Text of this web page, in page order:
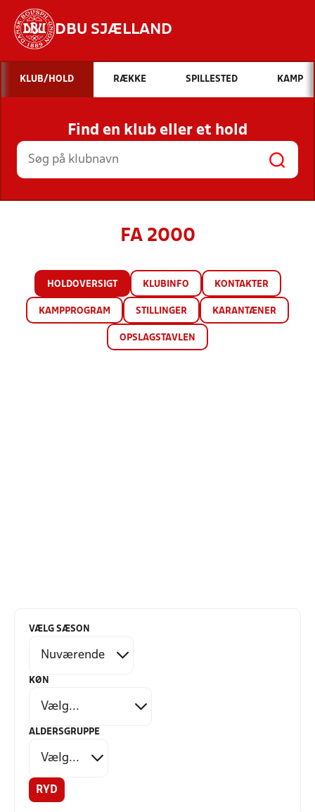
DBU SJÆLLAND
Hvad vil du søge efter?
INDHOLD OG NYHEDER
STILLINGER, RESULTATER, KLUBBER OG
HOLD
KLUB/HOLD RÆKKE SPILLESTED KAMP
Find en klub eller et hold
FA 2000
HOLDOVERSIGT KLUBINFO KONTAKTER
KAMPPROGRAM STILLINGER KARANTÆNER
OPSLAGSTAVLEN
VÆLG SÆSON
KØN
ALDERSGRUPPE
RYD